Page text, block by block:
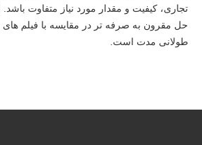
تجاری، کیفیت و مقدار مورد نیاز متفاوت
حل مقرون به صرفه تر در مقایسه با فیلم
طولانی مدت است.